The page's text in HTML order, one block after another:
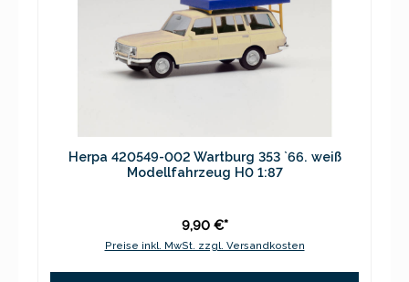
Herpa 420549-002 Wartburg 353 `66. weiß
Modellfahrzeug H0 1:87
9,90 €*
Preise inkl. MwSt. zzgl. Versandkosten